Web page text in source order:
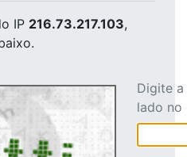
IP 216.73.217.103,
Digite
lado no